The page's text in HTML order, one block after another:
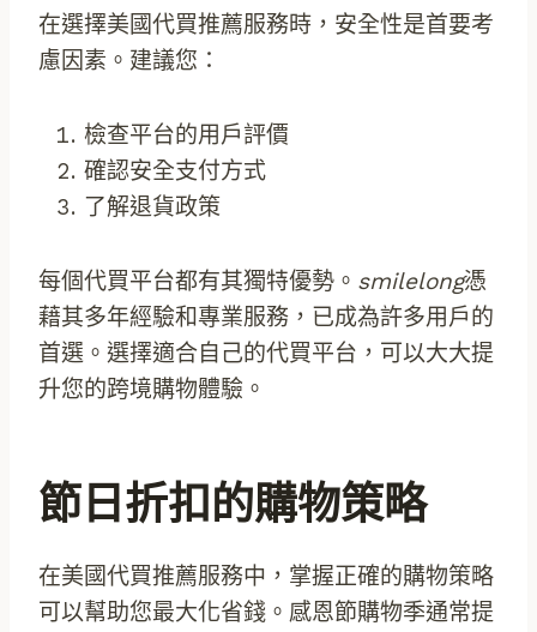
在選擇美國代買推薦服務時，安全性是首要考
慮因素。建議您：
檢查平台的用戶評價
確認安全支付方式
了解退貨政策
每個代買平台都有其獨特優勢。 smilelong憑
藉其多年經驗和專業服務，已成為許多用戶的
首選。選擇適合自己的代買平台，可以大大提
升您的跨境購物體驗。
節日折扣的購物策略
在美國代買推薦服務中，掌握正確的購物策略
可以幫助您最大化省錢。感恩節購物季通常提